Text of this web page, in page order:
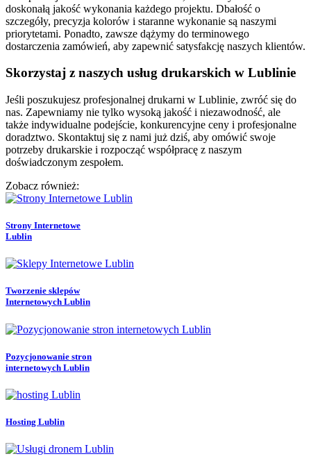
doskonałą jakość wykonania każdego projektu. Dbałość o
szczegóły, precyzja kolorów i staranne wykonanie są naszymi
priorytetami. Ponadto, zawsze dążymy do terminowego
dostarczenia zamówień, aby zapewnić satysfakcję naszych klientów.
Skorzystaj z naszych usług drukarskich w Lublinie
Jeśli poszukujesz profesjonalnej drukarni w Lublinie, zwróć się do
nas. Zapewniamy nie tylko wysoką jakość i niezawodność, ale
także indywidualne podejście, konkurencyjne ceny i profesjonalne
doradztwo. Skontaktuj się z nami już dziś, aby omówić swoje
potrzeby drukarskie i rozpocząć współpracę z naszym
doświadczonym zespołem.
Zobacz również:
Strony Internetowe
Lublin
Tworzenie sklepów
Internetowych Lublin
Pozycjonowanie stron
internetowych Lublin
Hosting Lublin